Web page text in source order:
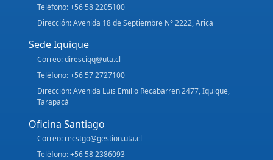
Teléfono: +56 58 2205100
Dirección: Avenida 18 de Septiembre N° 2222, Arica
Sede Iquique
Correo: diresciqq@uta.cl
Teléfono: +56 57 2727100
Dirección: Avenida Luis Emilio Recabarren 2477, Iquique,
Tarapacá
Oficina Santiago
Correo: recstgo@gestion.uta.cl
Teléfono: +56 58 2386093